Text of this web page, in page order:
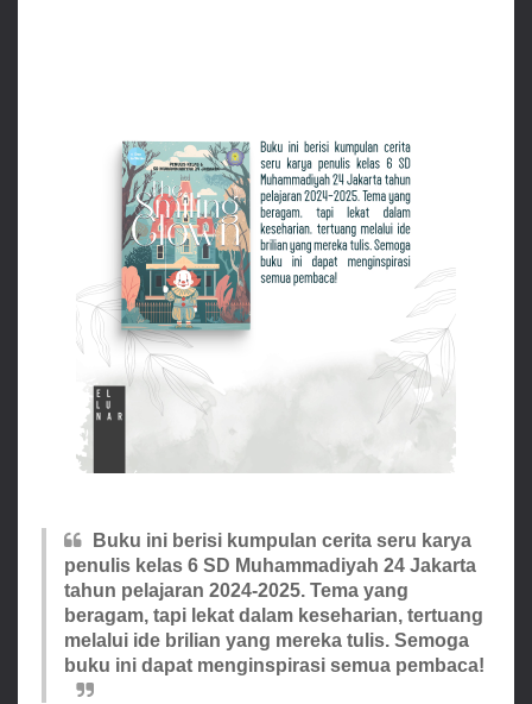
Buku ini berisi kumpulan cerita seru karya
penulis kelas 6 SD Muhammadiyah 24 Jakarta
tahun pelajaran 2024-2025. Tema yang
beragam, tapi lekat dalam keseharian, tertuang
melalui ide brilian yang mereka tulis. Semoga
buku ini dapat menginspirasi semua pembaca!